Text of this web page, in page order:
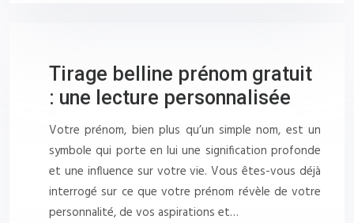
Tirage belline prénom gratuit
: une lecture personnalisée
Votre prénom, bien plus qu’un simple nom, est un
symbole qui porte en lui une signification profonde
et une influence sur votre vie. Vous êtes-vous déjà
interrogé sur ce que votre prénom révèle de votre
personnalité, de vos aspirations et…